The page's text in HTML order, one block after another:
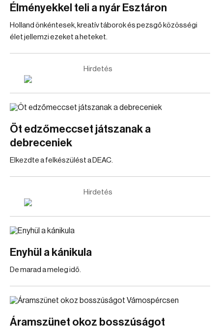
Élményekkel teli a nyár Esztáron
Holland önkéntesek, kreatív táborok és pezsgő közösségi
élet jellemzi ezeket a heteket.
Hirdetés
Öt edzőmeccset játszanak a
debreceniek
Elkezdte a felkészülést a DEAC.
Hirdetés
Enyhül a kánikula
De marad a meleg idő.
Áramszünet okoz bosszúságot